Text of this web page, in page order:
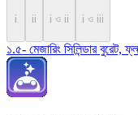
i ii i ও ii i ও iii
১.৫- মেজারিং সিলিন্ডার বুরেট,